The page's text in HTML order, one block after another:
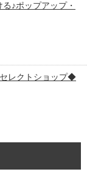
る♪ポップアップ・
セレクトショップ◆